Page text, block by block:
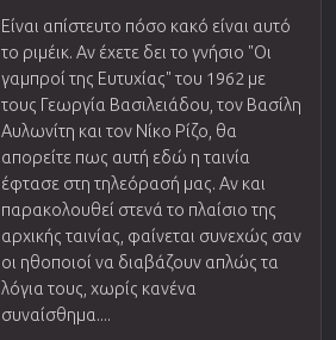
Είναι απίστευτο πόσο κακό είναι αυτό
το ριμέικ. Αν έχετε δει το γνήσιο "Οι
γαμπροί της Ευτυχίας" του 1962 με
τους Γεωργία Βασιλειάδου, τον Βασίλη
Αυλωνίτη και τον Νίκο Ρίζο, θα
απορείτε πως αυτή εδώ η ταινία
έφτασε στη τηλεόρασή μας. Αν και
παρακολουθεί στενά το πλαίσιο της
αρχικής ταινίας, φαίνεται συνεχώς σαν
οι ηθοποιοί να διαβάζουν απλώς τα
λόγια τους, χωρίς κανένα
συναίσθημα....